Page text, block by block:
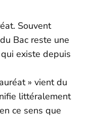
Souvent
Bac reste une
existe depuis
» vient du
littéralement
ce sens que